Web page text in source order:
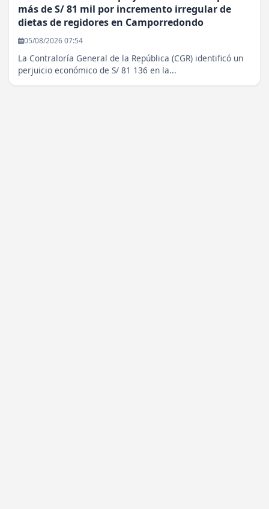
más de S/ 81 mil por incremento irregular de
dietas de regidores en Camporredondo
05/08/2026 07:54
La Contraloría General de la República (CGR) identificó un
perjuicio económico de S/ 81 136 en la...